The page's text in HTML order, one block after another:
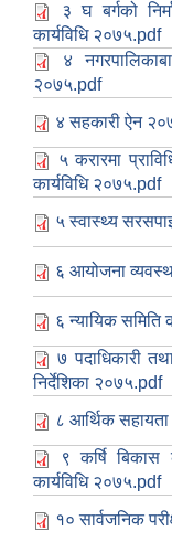
३ घ बर्गको
कार्यविधि २०७५.pdf
४
२०७५.pdf
४ सहकारी ऐन
५ करारमा
कार्यविधि २०७५.pdf
५ स्वास्थ्य
६ आयोजना
६ न्यायिक समिति
७ पदाधिकारी
निर्देशिका २०७५.pdf
८ आर्थिक सहायता
९ कर्षि बिकास
कार्यविधि २०७५.pdf
१० सार्वजनिक